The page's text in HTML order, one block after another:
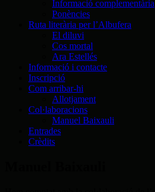
Informació complementària
Ponències
Ruta literària per l’Albufera
El diluvi
Cos mortal
Ara Estellés
Informació i contacte
Inscripció
Com arribar-hi
Allotjament
Col·laboracions
Manuel Baixauli
Entrades
Crèdits